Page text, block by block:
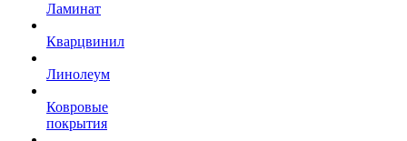
Ламинат
Кварцвинил
Линолеум
Ковровые
покрытия